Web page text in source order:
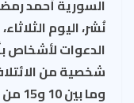
السورية أحمد
نُشر، اليوم